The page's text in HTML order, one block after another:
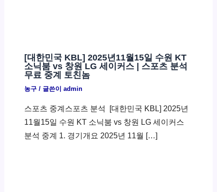
[대한민국 KBL] 2025년11월15일 수원 KT
소닉붐 vs 창원 LG 세이커스 | 스포츠 분석
무료 중계 토친놈
농구/ 글쓴이 admin
스포츠 중계스포츠 분석 ​ [대한민국 KBL] 2025년
11월15일 수원 KT 소닉붐 vs 창원 LG 세이커스
분석 중계 1. 경기개요 2025년 11월 […]